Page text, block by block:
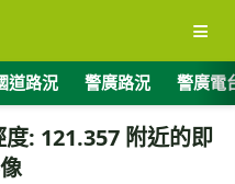
≡
道路況 警廣路況 警廣電
: 121.357 附近的即